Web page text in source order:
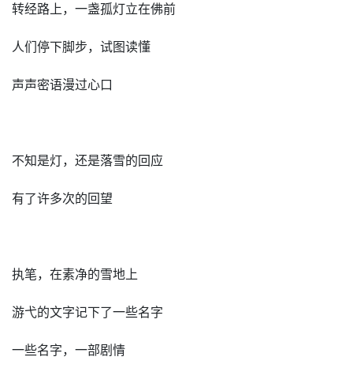
转经路上，一盏孤灯立在佛前
人们停下脚步，试图读懂
声声密语漫过心口
不知是灯，还是落雪的回应
有了许多次的回望
执笔，在素净的雪地上
游弋的文字记下了一些名字
一些名字，一部剧情